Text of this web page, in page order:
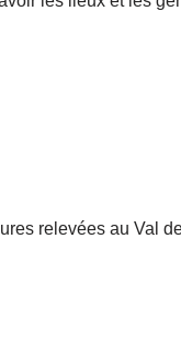
relevées au Val